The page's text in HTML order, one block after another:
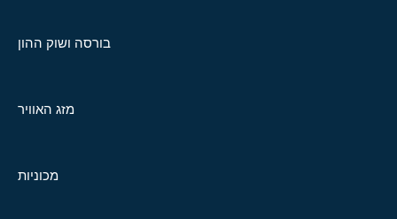
בורסה ושוק ההון
מזג האוויר
מכוניות